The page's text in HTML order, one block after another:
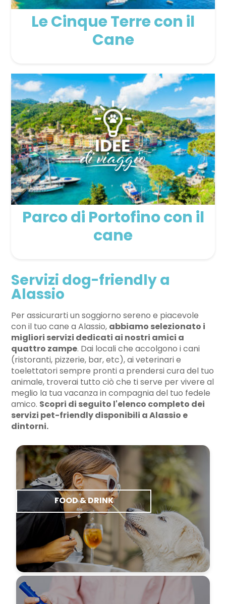
Le Cinque Terre con il
Cane
Parco di Portofino con il
cane
Servizi dog-friendly a
Alassio
Per assicurarti un soggiorno sereno e piacevole
con il tuo cane a Alassio, abbiamo selezionato i
migliori servizi dedicati ai nostri amici a
quattro zampe. Dai locali che accolgono i cani
(ristoranti, pizzerie, bar, etc), ai veterinari e
toelettatori sempre pronti a prendersi cura del tuo
animale, troverai tutto ciò che ti serve per vivere al
meglio la tua vacanza in compagnia del tuo fedele
amico. Scopri di seguito l'elenco completo dei
servizi pet-friendly disponibili a Alassio e
dintorni.
FOOD & DRINK